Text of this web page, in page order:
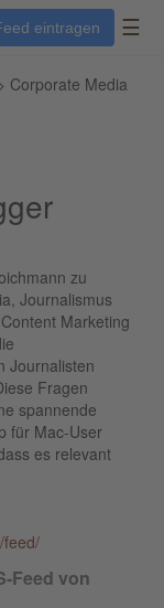
eintragen ☰
> Corporate Media
zu
Journalismus
Marketing
Journalisten
Fragen
spannende
für Mac-User
es relevant
feed/
Feed von